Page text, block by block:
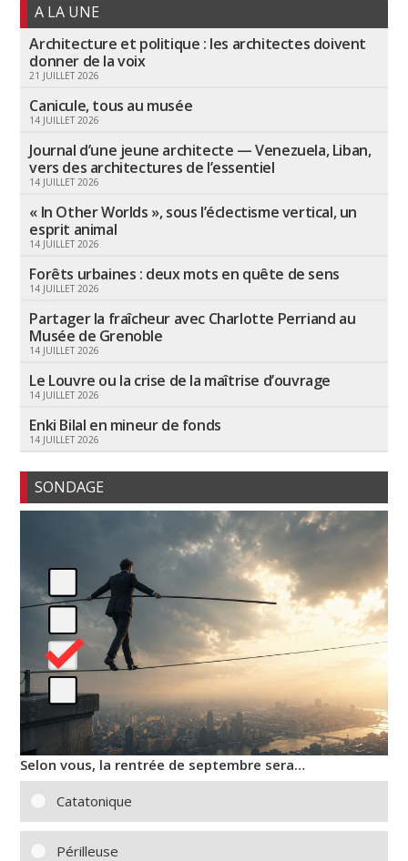
A LA UNE
Architecture et politique : les architectes doivent
donner de la voix
21 JUILLET 2026
Canicule, tous au musée
14 JUILLET 2026
Journal d’une jeune architecte — Venezuela, Liban,
vers des architectures de l’essentiel
14 JUILLET 2026
« In Other Worlds », sous l’éclectisme vertical, un
esprit animal
14 JUILLET 2026
Forêts urbaines : deux mots en quête de sens
14 JUILLET 2026
Partager la fraîcheur avec Charlotte Perriand au
Musée de Grenoble
14 JUILLET 2026
Le Louvre ou la crise de la maîtrise d’ouvrage
14 JUILLET 2026
Enki Bilal en mineur de fonds
14 JUILLET 2026
SONDAGE
Selon vous, la rentrée de septembre sera…
Catatonique
Périlleuse